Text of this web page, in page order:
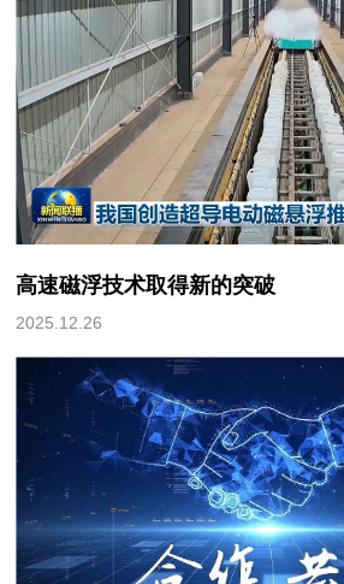
高速磁浮技术取得新的突破
2025.12.26